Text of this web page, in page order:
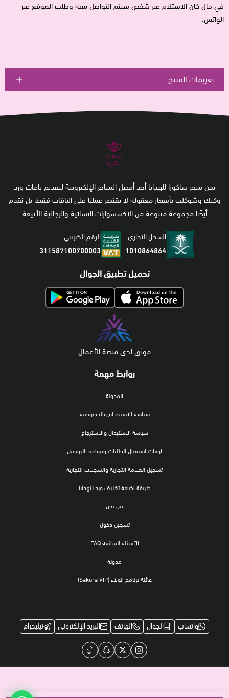
في حال كان الاستلام عبر شخص سيتم التواصل معه وطلب الموقع عبر
الواتس.
تقييمات المنتج
روابط مهمة
المدونة
سياسة الاستخدام والخصوصية
سياسة الاستبدال والاسترجاع
اوقات استقبال الطلبات ومواعيد التوصيل
تسجيل العلامة التجارية والسجلات التجارية
طريقة اضافة تغليف ورد للهدايا
من نحن
تسجيل دخول
الأسئلة الشائعة FAQ
مدونة
عائلة برنامج الولاء (Sakura VIP)
نحن متجر ساكورا للهدايا أحد أفضل المتاجر الإلكترونية لتقديم باقات ورد
وكيك وشوكلت بأسعار معقولة لا يقتصر عملنا على الباقات فقط، بل نقدم
أيضًا مجموعة متنوعة من الاكسسوارات النسائية والرجالية الأنيقة
السجل التجاري
1010864864
الرقم الضريبي
311587100700003
تحميل تطبيق الجوال
موثق لدى منصة الأعمال
واتساب الجوال الهاتف البريد الإلكتروني تيليجرام